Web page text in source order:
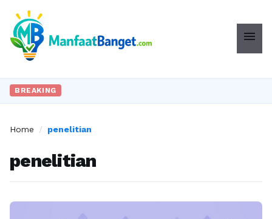
menu
BREAKING
Home / penelitian
penelitian